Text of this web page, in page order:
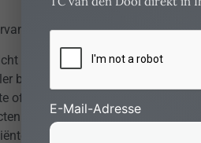
zijn:
door aangepaste dak- of
binnenklimaat door betere isolatie;
of draagkracht voor installaties.
mee te nemen in het ontwerp,
in gebruik.
E-Mail-Adresse